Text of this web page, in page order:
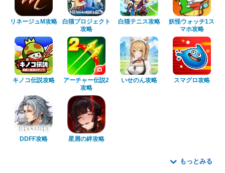
リネージュM攻略
白猫プロジェクト
攻略
白猫テニス攻略
妖怪ウォッチ1ス
マホ攻略
キノコ伝説攻略
アーチャー伝説2
攻略
いせのん攻略 スマグロ攻略
DDFF攻略 星屑の絆攻略
もっとみる